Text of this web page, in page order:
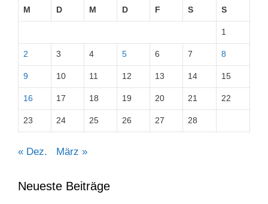
M D M D F S S
1
2 3 4 5 6 7 8
9 10 11 12 13 14 15
16 17 18 19 20 21 22
23 24 25 26 27 28
« Dez. März »
Neueste Beiträge